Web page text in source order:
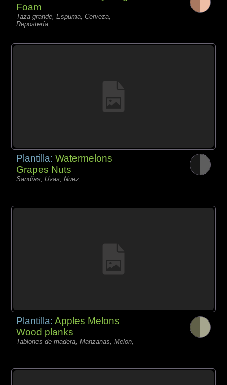
Foam
Taza grande, Espuma, Cerveza,
Repostería,
Plantilla:Watermelons
Grapes Nuts
Sandías, Uvas, Nuez,
Plantilla:Apples Melons
Wood planks
Tablones de madera, Manzanas, Melon,